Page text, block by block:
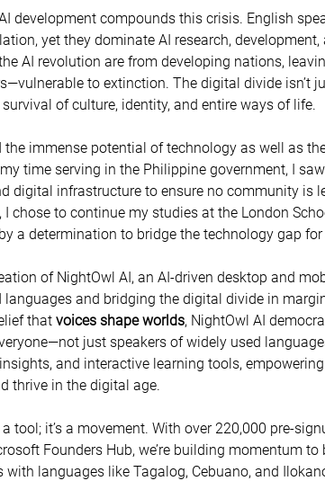
development compounds this crisis. English
yet they dominate AI research,
AI revolution are from developing nations,
to extinction. The digital divide isn’t
of culture, identity, and entire ways of life.
the immense potential of technology as well as
time serving in the Philippine government, I
digital infrastructure to ensure no community is
chose to continue my studies at the London
a determination to bridge the technology gap
of NightOwl AI, an AI-driven desktop and
languages and bridging the digital divide in
that voices shape worlds, NightOwl AI
just speakers of widely used
and interactive learning tools,
thrive in the digital age.
tool; it’s a movement. With over 220,000 pre-
Founders Hub, we’re building momentum
languages like Tagalog, Cebuano, and